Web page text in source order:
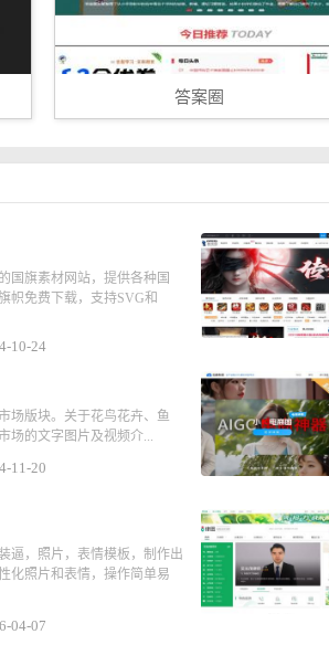
答案圈
国旗素材网站，提供各种国
帜免费下载，支持SVG和
10-24
场版块。关于花鸟花卉、鱼
场的文字图片及视频介...
11-20
逼，照片，表情模板，制作出
化照片和表情，操作简单易
04-07